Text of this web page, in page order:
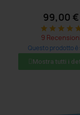
99,00 €
star star star star
9 Recensioni
Questo prodotto è
acquistato: 5
Mostra tutti i